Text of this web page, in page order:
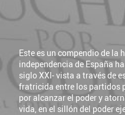
Este es un compendio de la
independencia de España
siglo XXI- vista a través de
fratricida entre los partidos
por alcanzar el poder y
vida, en el sillón del poder